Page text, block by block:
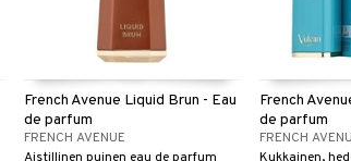
French Avenue Liquid Brun - Eau
de parfum
FRENCH AVENUE
Aistillinen puinen eau de parfum
French
de parfum
FRENCH
Kukkainen,